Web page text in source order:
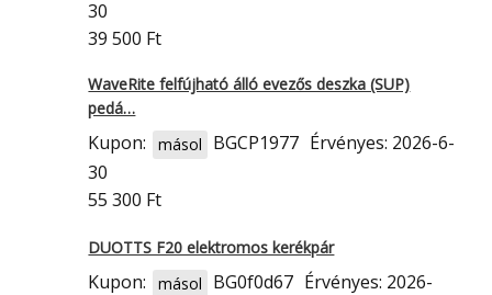
30
39 500 Ft
WaveRite felfújható álló evezős deszka (SUP)
pedá…
Kupon: másol BGCP1977 Érvényes: 2026-6-
30
55 300 Ft
DUOTTS F20 elektromos kerékpár
Kupon: másol BG0f0d67 Érvényes: 2026-